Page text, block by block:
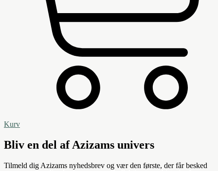
Kurv
Bliv en del af Azizams univers
Tilmeld dig Azizams nyhedsbrev og vær den første, der får besked